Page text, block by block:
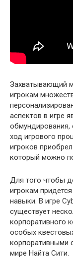
Захватывающий
игрокам
аспектов в игре
обмундирования,
ход игрового
игроков
который можно
Для того чтобы
игрокам
навыки. В игре
существует
корпоративного
особых
корпоративными
мире Найта Сити.